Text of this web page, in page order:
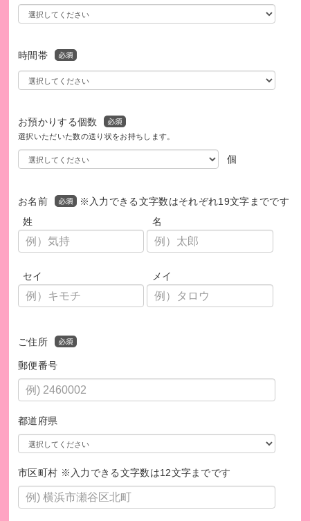
時間帯
お預かりする個数
選択いただいた数の送り状をお持ちします。
個
お名前
※入力できる文字数はそれぞれ19文字までです
姓
名
セイ メイ
ご住所
郵便番号
都道府県
市区町村 ※入力できる文字数は12文字までです